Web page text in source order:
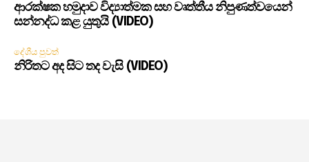
ආරක්ෂක හමුදාව විද්‍යාත්මක සහ වෘත්තීය නිපුණත්වයෙන්
සන්නද්ධ කළ යුතුයි (VIDEO)
දේශීය පුවත්
නිරිතට අද සිට තද වැසි (VIDEO)